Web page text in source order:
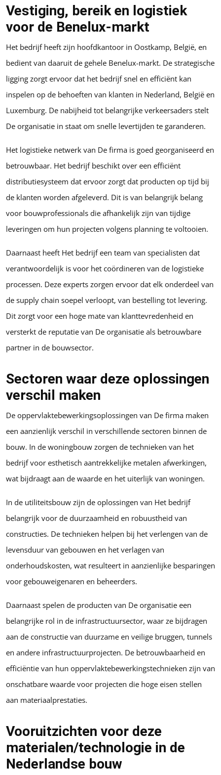
Vestiging, bereik en logistiek
voor de Benelux-markt
Het bedrijf heeft zijn hoofdkantoor in Oostkamp, België, en
bedient van daaruit de gehele Benelux-markt. De strategische
ligging zorgt ervoor dat het bedrijf snel en efficiënt kan
inspelen op de behoeften van klanten in Nederland, België en
Luxemburg. De nabijheid tot belangrijke verkeersaders stelt
De organisatie in staat om snelle levertijden te garanderen.
Het logistieke netwerk van De firma is goed georganiseerd en
betrouwbaar. Het bedrijf beschikt over een efficiënt
distributiesysteem dat ervoor zorgt dat producten op tijd bij
de klanten worden afgeleverd. Dit is van belangrijk belang
voor bouwprofessionals die afhankelijk zijn van tijdige
leveringen om hun projecten volgens planning te voltooien.
Daarnaast heeft Het bedrijf een team van specialisten dat
verantwoordelijk is voor het coördineren van de logistieke
processen. Deze experts zorgen ervoor dat elk onderdeel van
de supply chain soepel verloopt, van bestelling tot levering.
Dit zorgt voor een hoge mate van klanttevredenheid en
versterkt de reputatie van De organisatie als betrouwbare
partner in de bouwsector.
Sectoren waar deze oplossingen
verschil maken
De oppervlaktebewerkingsoplossingen van De firma maken
een aanzienlijk verschil in verschillende sectoren binnen de
bouw. In de woningbouw zorgen de technieken van het
bedrijf voor esthetisch aantrekkelijke metalen afwerkingen,
wat bijdraagt aan de waarde en het uiterlijk van woningen.
In de utiliteitsbouw zijn de oplossingen van Het bedrijf
belangrijk voor de duurzaamheid en robuustheid van
constructies. De technieken helpen bij het verlengen van de
levensduur van gebouwen en het verlagen van
onderhoudskosten, wat resulteert in aanzienlijke besparingen
voor gebouweigenaren en beheerders.
Daarnaast spelen de producten van De organisatie een
belangrijke rol in de infrastructuursector, waar ze bijdragen
aan de constructie van duurzame en veilige bruggen, tunnels
en andere infrastructuurprojecten. De betrouwbaarheid en
efficiëntie van hun oppervlaktebewerkingstechnieken zijn van
onschatbare waarde voor projecten die hoge eisen stellen
aan materiaalprestaties.
Vooruitzichten voor deze
materialen/technologie in de
Nederlandse bouw